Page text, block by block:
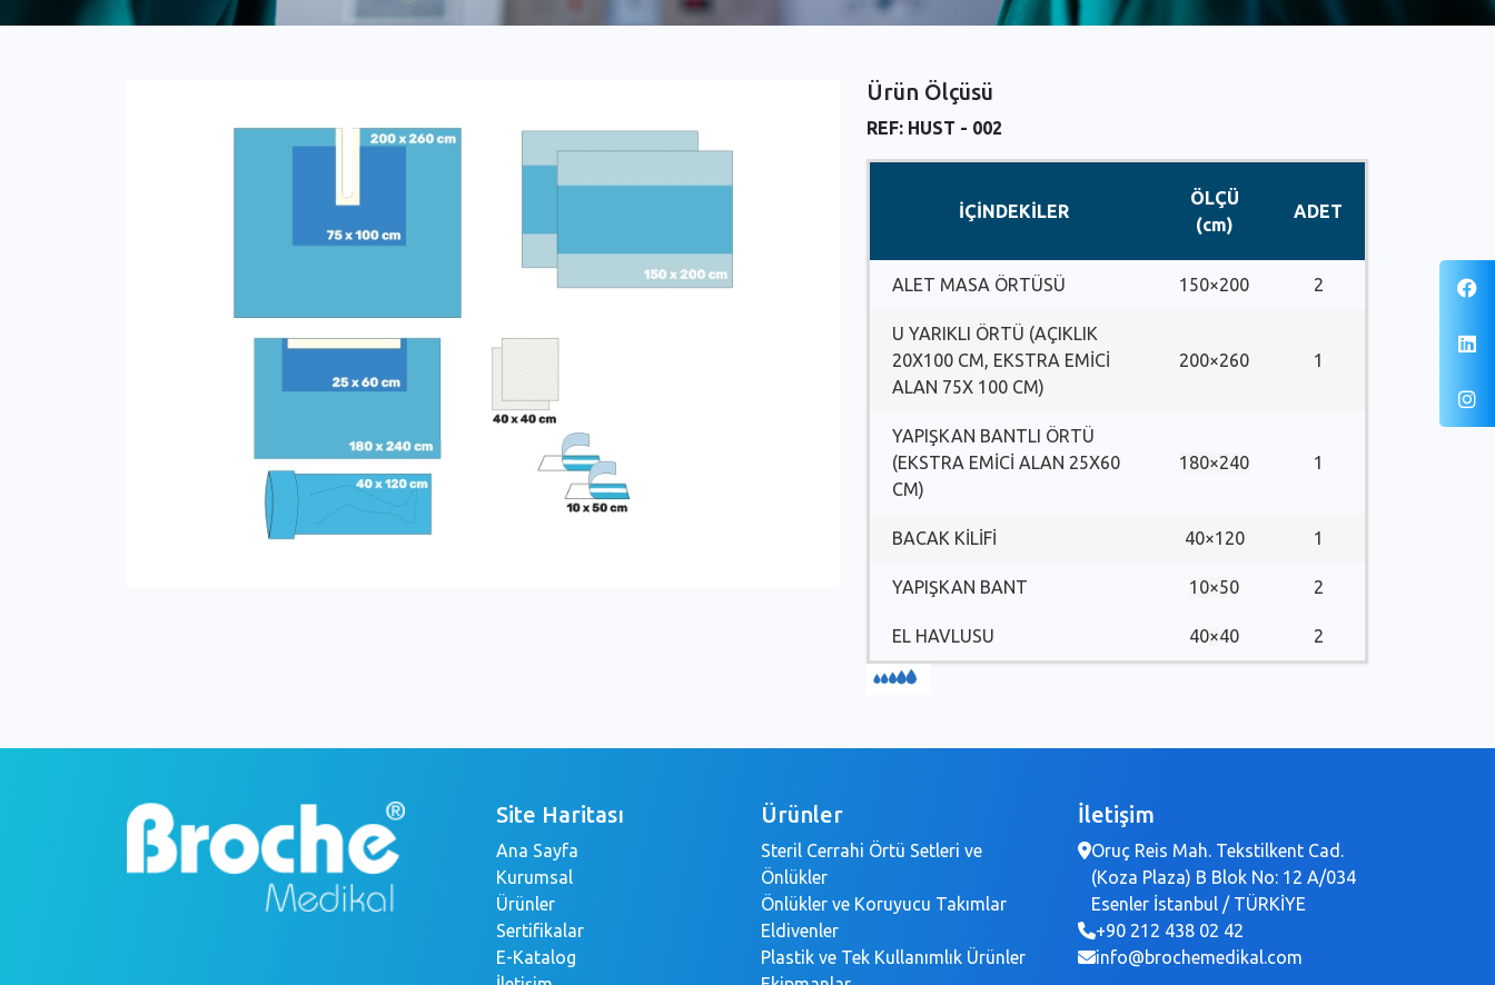
Ürün Ölçüsü
REF: HUST - 002
İÇİNDEKİLER
ÖLÇÜ
(cm)
ADET
ALET MASA ÖRTÜSÜ 150×200 2
U YARIKLI ÖRTÜ (AÇIKLIK
20X100 CM, EKSTRA EMICI
ALAN 75X 100 CM)
200×260 1
YAPIŞKAN BANTLI ÖRTÜ
(EKSTRA EMİCİ ALAN 25X60
CM)
180×240 1
BACAK KILIFI 40×120 1
YAPIŞKAN BANT 10×50 2
EL HAVLUSU 40×40 2
Site Haritası
Ana Sayfa
Kurumsal
Ürünler
Sertifikalar
E-Katalog
Ürünler
Steril Cerrahi Örtü Setleri ve
Önlükler
Önlükler ve Koruyucu Takımlar
Eldivenler
Plastik ve Tek Kullanımlık Ürünler
İletişim
Oruç Reis Mah. Tekstilkent Cad.
(Koza Plaza) B Blok No: 12 A/034
Esenler İstanbul / TÜRKİYE
+90 212 438 02 42
info@brochemedikal.com